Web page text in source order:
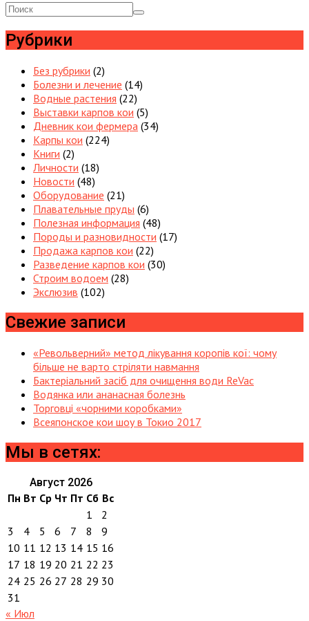
Рубрики
Без рубрики (2)
Болезни и лечение (14)
Водные растения (22)
Выставки карпов кои (5)
Дневник кои фермера (34)
Карпы кои (224)
Книги (2)
Личности (18)
Новости (48)
Оборудование (21)
Плавательные пруды (6)
Полезная информация (48)
Породы и разновидности (17)
Продажа карпов кои (22)
Разведение карпов кои (30)
Строим водоем (28)
Экслюзив (102)
Свежие записи
«Револьверний» метод лікування коропів кої: чому
більше не варто стріляти навмання
Бактеріальний засіб для очищення води ReVac
Водянка или ананасная болезнь
Торговці «чорними коробками»
Всеяпонское кои шоу в Токио 2017
Мы в сетях:
Август 2026
Пн Вт Ср Чт Пт Сб Вс
1
2
3
4 5 6 7 8
9
10 11 12 13 14 15 16
17 18 19 20 21 22 23
24 25 26 27 28 29 30
31
« Июл